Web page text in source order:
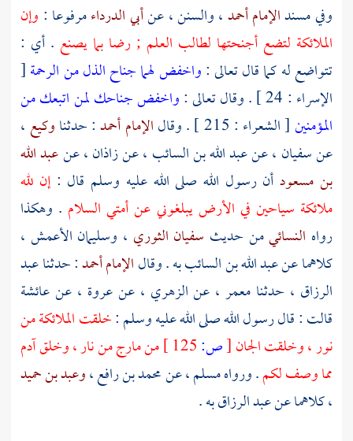
وفي مسندالإمام أحمد، والسنن ، عنأبي الدرداءمرفوعا : وإن
الملائكة لتضع أجنحتها لطالب العلم ; رضا بما يصنع . أي :
تتواضع له كما قال تعالى :واخفض لهما جناح الذل من الرحمة[
الإسراء : 24 ] . وقال تعالى :
واخفض جناحك لمن اتبعك من
المؤمنين[ الشعراء : 215 ] . وقال الإمام أحمد: حدثناوكيع ،
عنسفيان ، عنعبد الله بن السائب ، عنزاذان، عنعبد الله
بن مسعود أن رسول الله صلى الله عليه وسلم قال :إن لله
ملائكة سياحين في الأرض يبلغوني عن أمتي السلام . وهكذا
رواه النسائيمن حديث سفيان الثوري ، وسليمان الأعمش ،
كلاهما عنعبد الله بن السائببه . وقالالإمام أحمد: حدثناعبد
الرزاق ، حدثنا معمر ، عنالزهري ، عنعروة ، عنعائشة
قالت : قال رسول الله صلى الله عليه وسلم :خلقت الملائكة من
نور ، وخلقت الجان[ص:
من مارج من نار ، وخلق آدم
مما وصف لكم. ورواهمسلم، عنمحمد بن رافع،وعبد بن حميد
، كلاهما عنعبد الرزاقبه .